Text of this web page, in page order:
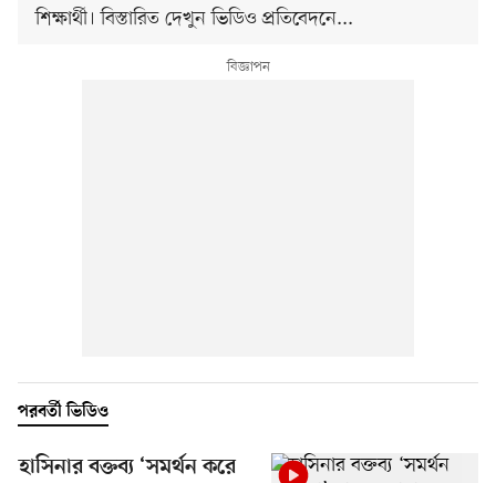
শিক্ষার্থী। বিস্তারিত দেখুন ভিডিও প্রতিবেদনে...
পরবর্তী ভিডিও
হাসিনার বক্তব্য ‘সমর্থন করে